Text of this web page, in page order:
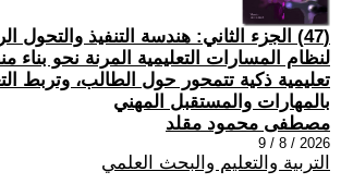
(47) الجزء الثاني: هندسة التنفيذ والتحول
لنظام المسارات التعليمية المرنة نحو بناء
تعليمية ذكية تتمحور حول الطالب، وتربط
بالمهارات والمستقبل المهني
مصطفى محمود مقلد
2026 / 8 / 9
التربية والتعليم والبحث العلمي